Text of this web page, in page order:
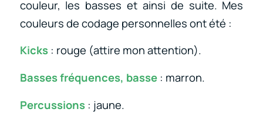
couleur, les basses et ainsi de suite. Mes
couleurs de codage personnelles ont été :
Kicks: rouge (attire mon attention).
Basses fréquences, basse: marron.
Percussions: jaune.